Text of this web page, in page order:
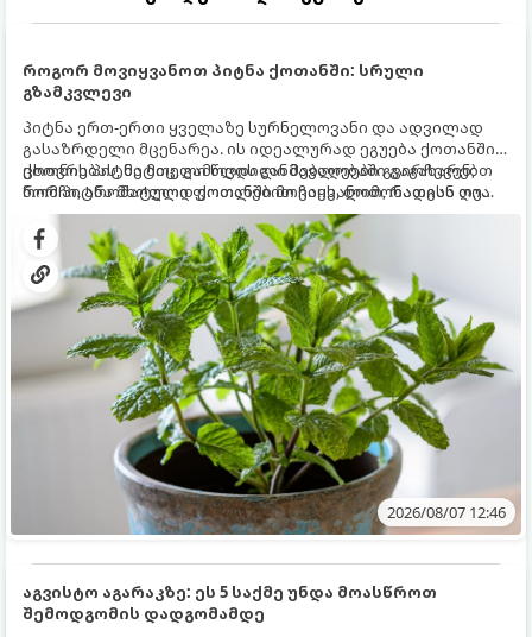
როგორ მოვიყვანოთ პიტნა ქოთანში: სრული
გზამკვლევი
პიტნა ერთ-ერთი ყველაზე სურნელოვანი და ადვილად
გასაზრდელი მცენარეა. ის იდეალურად ეგუება ქოთანში
ცხოვრებას, მეტიც, გამოცდილი მებაღეები გვირჩევენ,
რომ პიტნა მხოლოდ ქოთანში მოვიყვანოთ, რადგან ღია
გრუნტში (ბაღში) დარგვისას ის ფესვებით ძალიან
სწრაფად ვრცელდება და სხვა მცენარეებს ავიწროებს.
ქოთნის პიტნა მთელი წლის განმავლობაში გაგახარებთ
ნორჩი, არომატული ფოთლებით ჩაის, ლიმონათისა თუ
კერძებისთვის.
2026/08/07 12:46
აგვისტო აგარაკზე: ეს 5 საქმე უნდა მოასწროთ
შემოდგომის დადგომამდე